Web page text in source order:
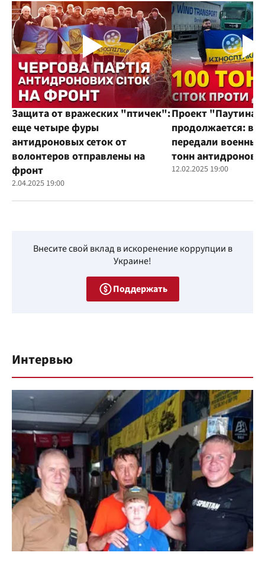
Защита от вражеских "птичек":
еще четыре фуры
антидроновых сеток от
волонтеров отправлены на
фронт
2.04.2025 19:00
Проект "Паутина"
продолжается:
передали
тонн
12.02.2025 19:00
Внесите свой вклад в искоренение коррупции в
Украине!
Поддержать
Интервью